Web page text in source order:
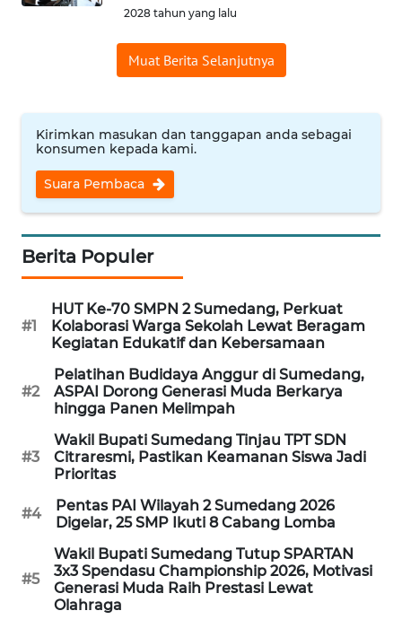
2028 tahun yang lalu
Muat Berita Selanjutnya
Kirimkan masukan dan tanggapan anda sebagai
konsumen kepada kami.
Suara Pembaca
Berita Populer
#1
HUT Ke-70 SMPN 2 Sumedang, Perkuat
Kolaborasi Warga Sekolah Lewat Beragam
Kegiatan Edukatif dan Kebersamaan
#2
Pelatihan Budidaya Anggur di Sumedang,
ASPAI Dorong Generasi Muda Berkarya
hingga Panen Melimpah
#3
Wakil Bupati Sumedang Tinjau TPT SDN
Citraresmi, Pastikan Keamanan Siswa Jadi
Prioritas
#4
Pentas PAI Wilayah 2 Sumedang 2026
Digelar, 25 SMP Ikuti 8 Cabang Lomba
#5
Wakil Bupati Sumedang Tutup SPARTAN
3x3 Spendasu Championship 2026, Motivasi
Generasi Muda Raih Prestasi Lewat
Olahraga
WN
KALTARA
WN
KALSEL
WN
KALTIM
WN
SULSEL
WN
GORONTALO
WN
SULUT
WN
MALUKU